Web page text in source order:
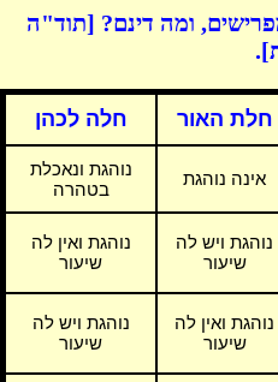
ומה דינם? [תוד"ה
חלת האור חלה לכהן
אינה נוהגת
נוהגת ונאכלת
בטהרה
נוהגת ויש לה
שיעור
נוהגת ואין לה
שיעור
נוהגת ואין לה
שיעור
נוהגת ויש לה
שיעור